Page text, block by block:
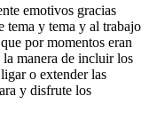
emotivos gracias
tema y tema y al trabajo
por momentos eran
la manera de incluir los
o extender las
y disfrute los